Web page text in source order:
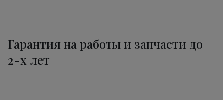
Гарантия на работы и запчасти до
2-х лет